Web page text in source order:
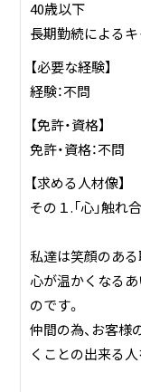
40歳以下
長期勤続によるキ
【必要な経験】
経験：不問
【免許・資格】
免許・資格：不問
【求める人材像】
その１.「心」触れ
私達は笑顔のある
心が温かくなるあ
のです。
仲間の為、お客様
くことの出来る